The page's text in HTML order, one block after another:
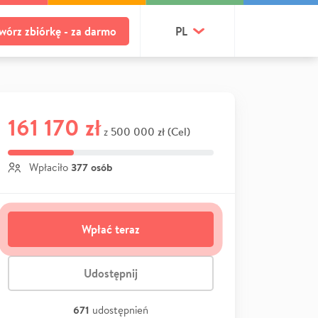
zbiórkę - za darmo PL
161 170 zł z 500 000 zł (Cel)
Wpłaciło 377 osób
Wpłać teraz
Udostępnij
671 udostępnień